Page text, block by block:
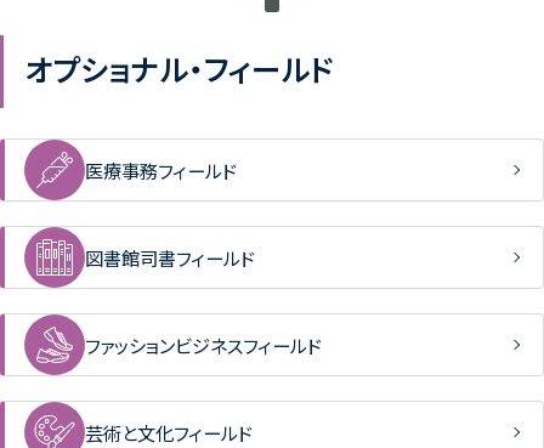
オプショナル・フィールド
医療事務フィールド
図書館司書フィールド
ファッションビジネスフィールド
芸術と文化フィールド